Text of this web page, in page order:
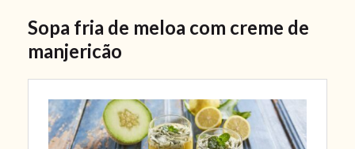
Sopa fria de meloa com creme de
manjericão